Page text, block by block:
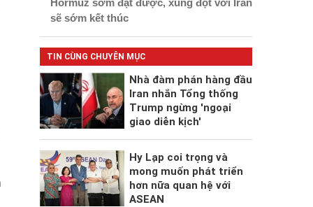
Hormuz sớm đạt được, xung đột với Iran
sẽ sớm kết thúc
TIN CÙNG CHUYÊN MỤC
Nhà đàm phán hàng đầu
Iran nhắn Tổng thống
Trump ngừng 'ngoại
giao diễn kịch'
Hy Lạp coi trọng và
mong muốn phát triển
hơn nữa quan hệ với
ASEAN